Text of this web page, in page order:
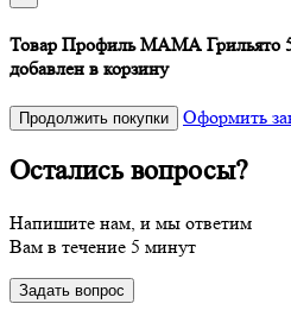
Товар Профиль МАМА Грильято
добавлен в корзину
Продолжить покупки Оформить
Остались вопросы?
Напишите нам, и мы ответим
Вам в течение 5 минут
Задать вопрос